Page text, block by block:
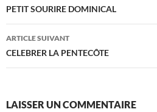
des
articles
PETIT SOURIRE DOMINICAL
ARTICLE SUIVANT
CELEBRER LA PENTECÔTE
LAISSER UN COMMENTAIRE